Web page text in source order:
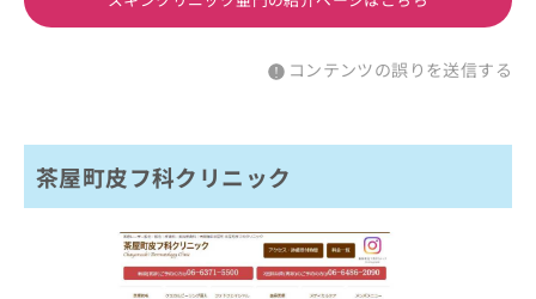
コンテンツの誤りを送信する
茶屋町皮フ科クリニック